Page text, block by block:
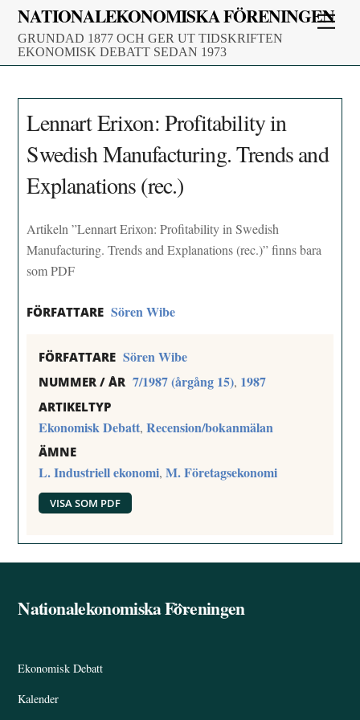
Skip
content
NATIONALEKONOMISKA FÖRENINGEN
GRUNDAD 1877 OCH GER UT TIDSKRIFTEN
EKONOMISK DEBATT SEDAN 1973
Lennart Erixon: Profitability in
Swedish Manufacturing. Trends and
Explanations (rec.)
Artikeln ”Lennart Erixon: Profitability in Swedish
Manufacturing. Trends and Explanations (rec.)” finns bara
som PDF
FÖRFATTARE Sören Wibe
FÖRFATTARE Sören Wibe
NUMMER / ÅR 7/1987 (årgång 15), 1987
ARTIKELTYP
Ekonomisk Debatt,Recension/bokanmälan
ÄMNE
L. Industriell ekonomi,M. Företagsekonomi
VISA SOM PDF
Back
Nationalekonomiska Föreningen
Ekonomisk Debatt
Kalender